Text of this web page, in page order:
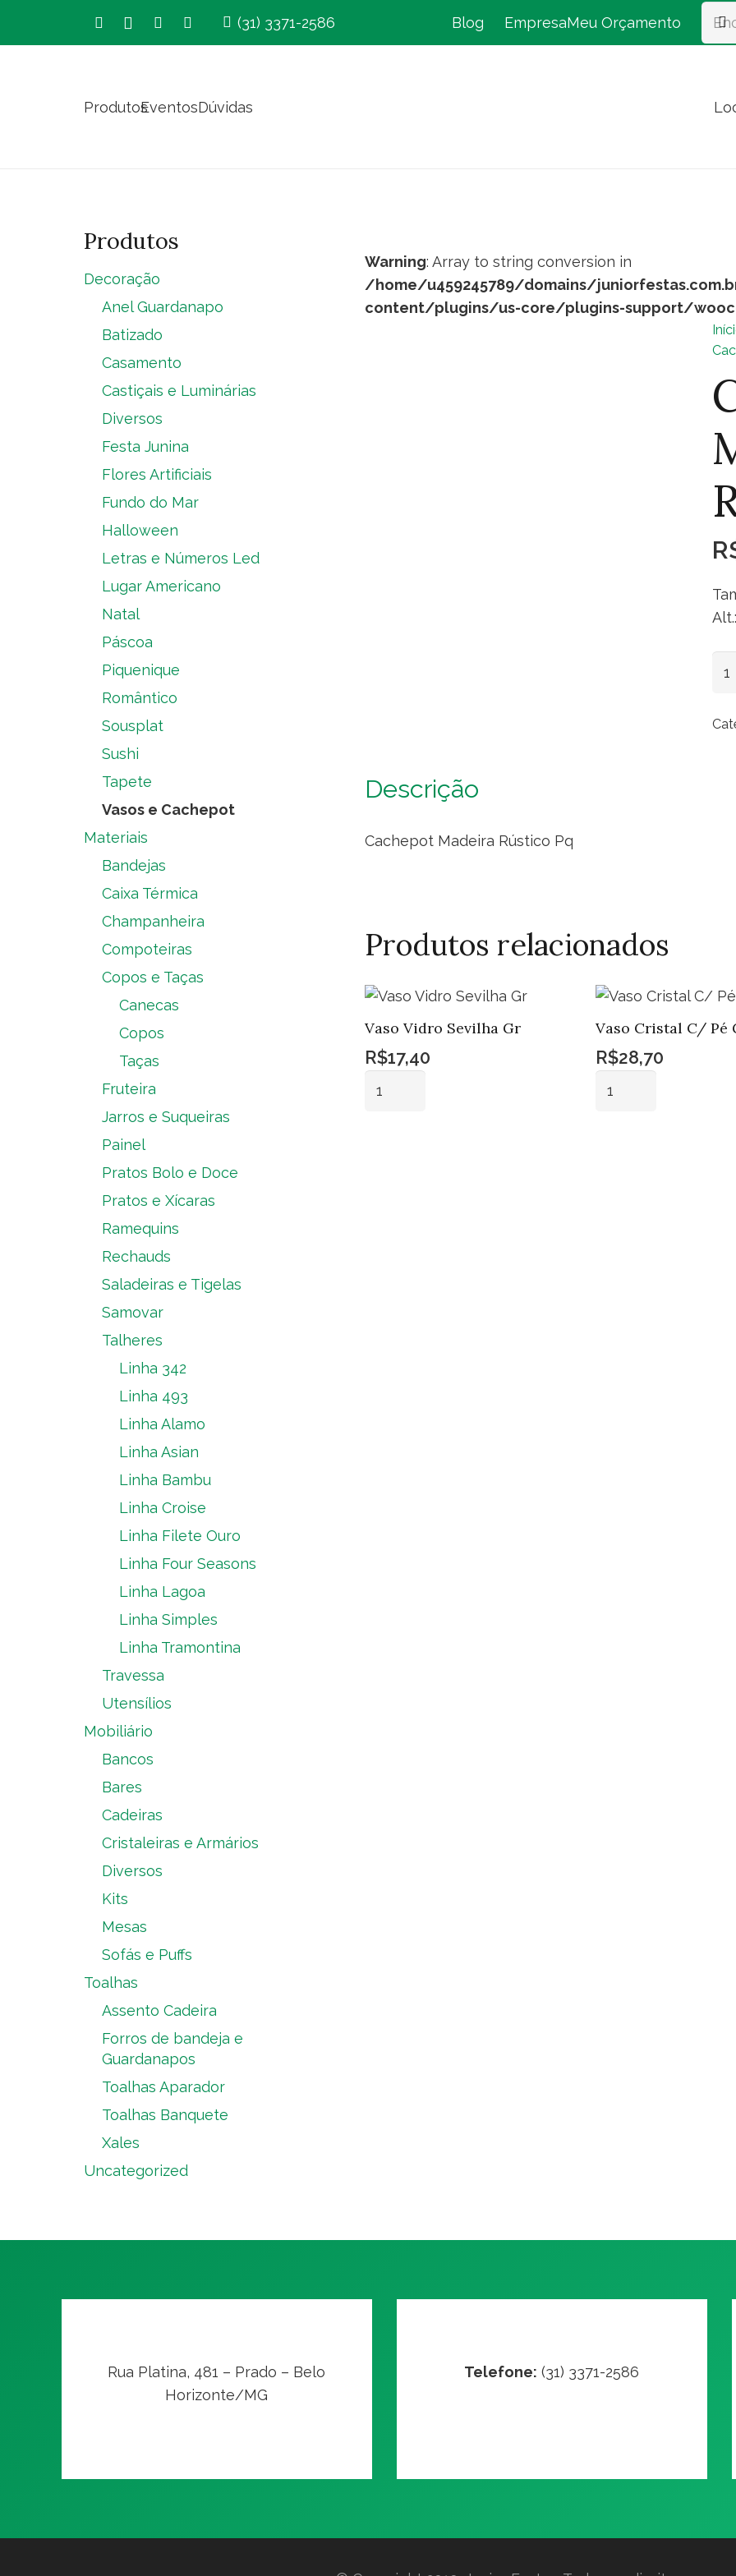
(31) 3371-2586 Blog EmpresaMeu Orçamento
ProdutosEventosDúvidas
Warning: Array to string conversion in
/home/u459245789/domains/
content/plugins/us-core/plugins-support/
Pq
Descrição
Cachepot Madeira Rústico Pq
Produtos relacionados
Vaso Vidro Sevilha Gr
R$17,40
Vaso Cristal C/ Pé
R$28,70
Produtos
Decoração
Anel Guardanapo
Batizado
Casamento
Castiçais e Luminárias
Diversos
Festa Junina
Flores Artificiais
Fundo do Mar
Halloween
Letras e Números Led
Lugar Americano
Natal
Páscoa
Piquenique
Romântico
Sousplat
Sushi
Tapete
Vasos e Cachepot
Materiais
Bandejas
Caixa Térmica
Champanheira
Compoteiras
Copos e Taças
Canecas
Copos
Taças
Fruteira
Jarros e Suqueiras
Painel
Pratos Bolo e Doce
Pratos e Xícaras
Ramequins
Rechauds
Saladeiras e Tigelas
Samovar
Talheres
Linha 342
Linha 493
Linha Alamo
Linha Asian
Linha Bambu
Linha Croise
Linha Filete Ouro
Linha Four Seasons
Linha Lagoa
Linha Simples
Linha Tramontina
Travessa
Utensílios
Mobiliário
Bancos
Bares
Cadeiras
Cristaleiras e Armários
Diversos
Kits
Mesas
Sofás e Puffs
Toalhas
Assento Cadeira
Forros de bandeja e
Guardanapos
Toalhas Aparador
Toalhas Banquete
Xales
Uncategorized
Rua Platina, 481 – Prado – Belo
Horizonte/MG
Telefone: (31) 3371-2586